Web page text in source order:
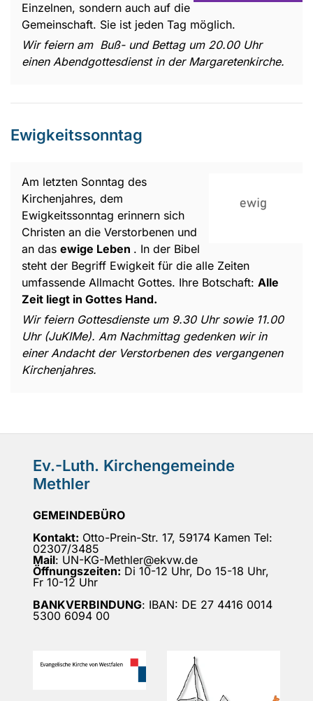
Einzelnen, sondern auch auf die
Gemeinschaft. Sie ist jeden Tag möglich.
Wir feiern am Buß- und Bettag um 20.00 Uhr
einen Abendgottesdienst in der Margaretenkirche.
Ewigkeitssonntag
Am letzten Sonntag des
Kirchenjahres, dem
Ewigkeitssonntag erinnern sich
Christen an die Verstorbenen und
an das ewige Leben . In der Bibel
steht der Begriff Ewigkeit für die alle Zeiten
umfassende Allmacht Gottes. Ihre Botschaft: Alle
Zeit liegt in Gottes Hand.
Wir feiern Gottesdienste um 9.30 Uhr sowie 11.00
Uhr (JuKIMe). Am Nachmittag gedenken wir in
einer Andacht der Verstorbenen des vergangenen
Kirchenjahres.
Ev.-Luth. Kirchengemeinde
Methler
GEMEINDEBÜRO
Kontakt: Otto-Prein-Str. 17, 59174 Kamen Tel:
02307/3485
Mail: UN-KG-Methler@ekvw.de
Öffnungszeiten: Di 10-12 Uhr, Do 15-18 Uhr,
Fr 10-12 Uhr
BANKVERBINDUNG: IBAN: DE 27 4416 0014
5300 6094 00